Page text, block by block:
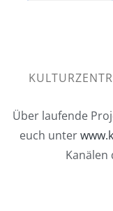
Über laufende
euch unter